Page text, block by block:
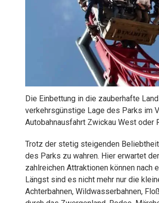
Die Einbettung in die zauberhafte
verkehrsgünstige Lage des Parks im
Autobahnausfahrt Zwickau West oder
Trotz der stetig steigenden
des Parks zu wahren. Hier erwartet
zahlreichen Attraktionen können
Längst sind es nicht mehr nur die
Achterbahnen, Wildwasserbahnen,